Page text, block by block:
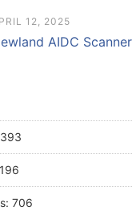
12, 2025
AIDC Scanner
196
706